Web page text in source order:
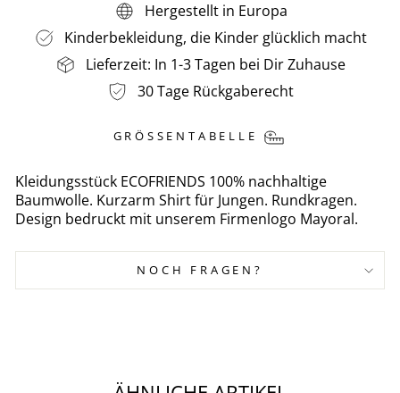
Hergestellt in Europa
Kinderbekleidung, die Kinder glücklich macht
Lieferzeit: In 1-3 Tagen bei Dir Zuhause
30 Tage Rückgaberecht
GRÖSSENTABELLE
Kleidungsstück ECOFRIENDS 100% nachhaltige
Baumwolle. Kurzarm Shirt für Jungen. Rundkragen.
Design bedruckt mit unserem Firmenlogo Mayoral.
NOCH FRAGEN?